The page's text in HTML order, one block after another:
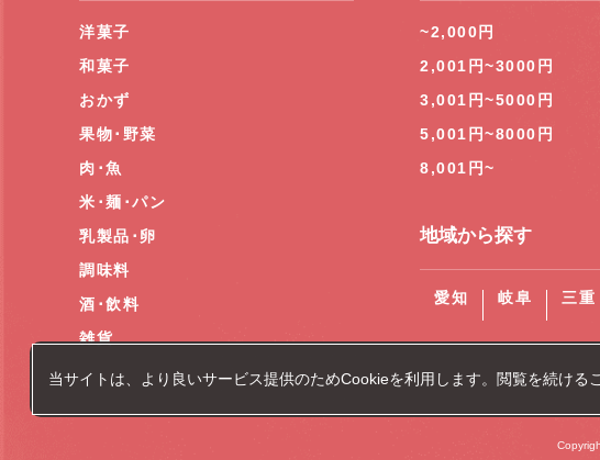
洋菓子
和菓子
おかず
果物･野菜
肉･魚
米･麺･パン
乳製品･卵
調味料
酒･飲料
雑貨
~2,000円
2,001円~3000円
3,001円~5000円
5,001円~8000円
8,001円~
地域から探す
愛知 岐阜 三重
当サイトは、より良いサービス提供のためCookieを利用します。閲覧を続け